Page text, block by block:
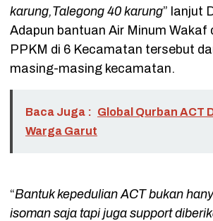
karung,Talegong 40 karung” lanjut
Adapun bantuan Air Minum
PPKM di 6 Kecamatan tersebut
masing-masing kecamatan.
Baca Juga : Global Qurban ACT
Warga Garut
“Bantuk kepedulian ACT bukan
isoman saja tapi juga support